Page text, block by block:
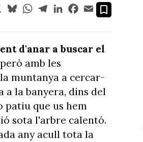
X BlueskyWhatsApp
TelegramLinkedInFacebook
Email
d'anar a buscar el
amb les
muntanya a cercar-
a la banyera, dins del
patiu que us hem
sota l'arbre calentó.
any acull tota la